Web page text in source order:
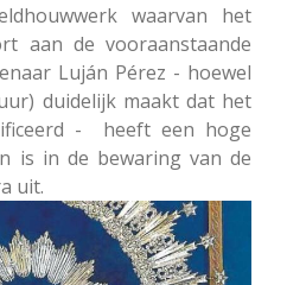
waarvan het
aan de vooraanstaande
Luján Pérez - hoewel
duidelijk maakt dat het
- heeft een hoge
is in de bewaring van de
uit.